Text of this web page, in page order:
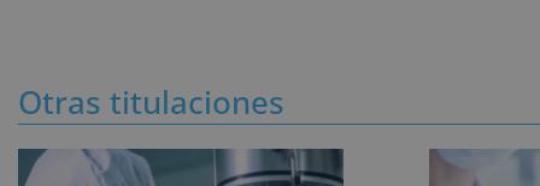
Otras titulaciones